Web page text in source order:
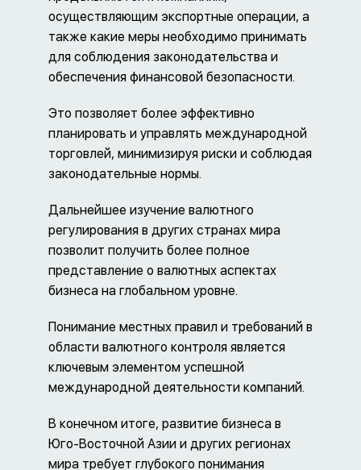
осуществляющим экспортные операции, а
также какие меры необходимо принимать
для соблюдения законодательства и
обеспечения финансовой безопасности.
Это позволяет более эффективно
планировать и управлять международной
торговлей, минимизируя риски и соблюдая
законодательные нормы.
Дальнейшее изучение валютного
регулирования в других странах мира
позволит получить более полное
представление о валютных аспектах
бизнеса на глобальном уровне.
Понимание местных правил и требований в
области валютного контроля является
ключевым элементом успешной
международной деятельности компаний.
В конечном итоге, развитие бизнеса в
Юго-Восточной Азии и других регионах
мира требует глубокого понимания